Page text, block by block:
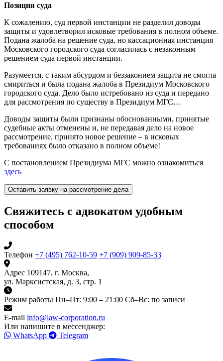
Позиция суда
К сожалению, суд первой инстанции не разделил доводы
защиты и удовлетворил исковые требования в полном объеме.
Подана жалоба на решение суда, но кассационная инстанция
Московского городского суда согласилась с незаконным
решением суда первой инстанции.
Разумеется, с таким абсурдом и беззаконием защита не смогла
смириться и была подана жалоба в Президиум Московского
городского суда. Дело было истребовано из суда и передано
для рассмотрения по существу в Президиум МГС…
Доводы защиты были признаны обоснованными, принятые
судебные акты отменены и, не передавая дело на новое
рассмотрение, принято новое решение – в исковых
требованиях было отказано в полном объеме!
С постановлением Президиума МГС можно ознакомиться
здесь
Оставить заявку на рассмотрение дела
Свяжитесь с адвокатом удобным
способом
Телефон +7 (495) 762-10-59 +7 (909) 909-85-33
Адрес 109147, г. Москва,
ул. Марксистская, д. 3, стр. 1
Режим работы Пн–Пт: 9:00 – 21:00 Сб–Вс: по записи
E-mail info@law-corporation.ru
Или напишите в мессенджер:
WhatsApp
Telegram